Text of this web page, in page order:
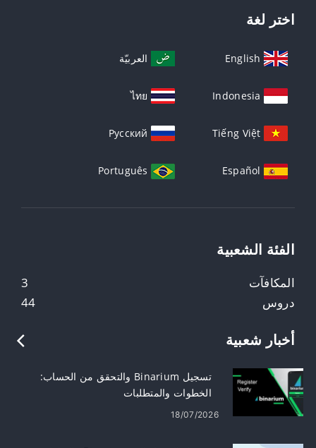
اختر لغة
English العربيّة
Indonesia
ไทย
Tiếng Việt
Русский
Español
Português
الفئة الشعبية
3
المكافآت
44
دروس
أخبار شعبية
تسجيل Binarium والتحقق من الحساب:
الخطوات والمتطلبات
18/07/2026